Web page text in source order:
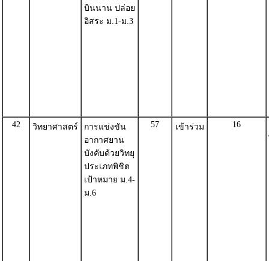
บินนาน ปล่อย
อิสระ ม.1-ม.3
42 วิทยาศาสตร์
การแข่งขัน
อากาศยาน
บังคับด้วยวิทยุ
ประเภทพิชิต
เป้าหมาย ม.4-
ม.6
57 เข้าร่วม 16